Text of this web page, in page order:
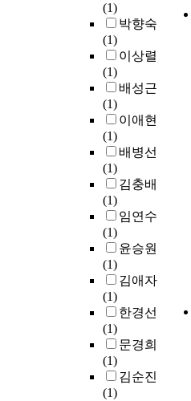
(1)
박향숙
(1)
이상렬
(1)
배성근
(1)
이애현
(1)
배병선
(1)
김충배
(1)
임연수
(1)
윤승원
(1)
김애자
(1)
한경선
(1)
문경희
(1)
김순진
(1)